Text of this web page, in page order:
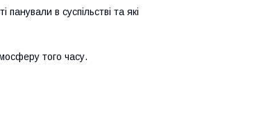
в суспільстві та які
того часу.